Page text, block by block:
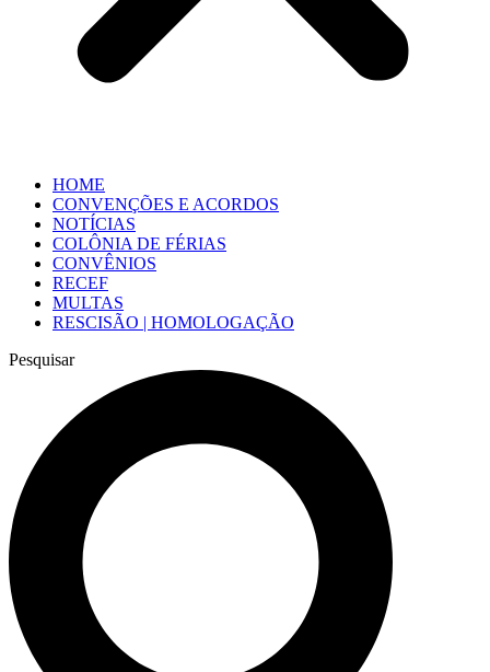
HOME
CONVENÇÕES E ACORDOS
NOTÍCIAS
COLÔNIA DE FÉRIAS
CONVÊNIOS
RECEF
MULTAS
RESCISÃO | HOMOLOGAÇÃO
Pesquisar